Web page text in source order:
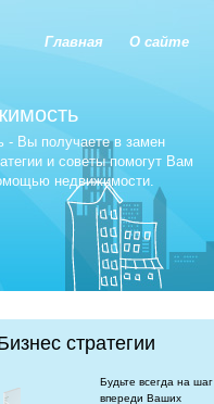
Главная О сайте
- Вы получаете в замен
и советы помогут Вам
недвижимости.
стратегии
Будьте всегда на шаг
впереди Ваших